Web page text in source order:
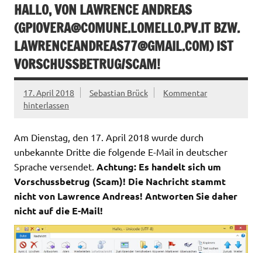
HALLO, VON LAWRENCE ANDREAS
(GPIOVERA@COMUNE.LOMELLO.PV.ITBZW.
LAWRENCEANDREAS77@GMAIL.COM) IST
VORSCHUSSBETRUG/SCAM!
17. April 2018 Sebastian Brück
Kommentar
hinterlassen
Am Dienstag, den 17. April 2018 wurde durch
unbekannte Dritte die folgende E-Mail in deutscher
Sprache versendet. Achtung: Es handelt sich um
Vorschussbetrug (Scam)! Die Nachricht stammt
nicht von Lawrence Andreas! Antworten Sie daher
nicht auf die E-Mail!